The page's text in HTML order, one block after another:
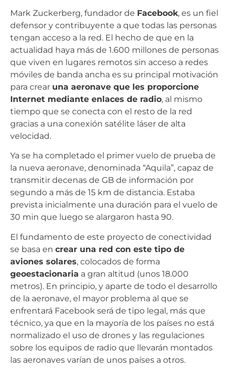
Mark Zuckerberg, fundador de Facebook, es un fiel
defensor y contribuyente a que todas las personas
tengan acceso a la red. El hecho de que en la
actualidad haya más de 1.600 millones de personas
que viven en lugares remotos sin acceso a redes
móviles de banda ancha es su principal motivación
para crear una aeronave que les proporcione
Internet mediante enlaces de radio, al mismo
tiempo que se conecta con el resto de la red
gracias a una conexión satélite láser de alta
velocidad.
Ya se ha completado el primer vuelo de prueba de
la nueva aeronave, denominada “Aquila”, capaz de
transmitir decenas de GB de información por
segundo a más de 15 km de distancia. Estaba
prevista inicialmente una duración para el vuelo de
30 min que luego se alargaron hasta 90.
El fundamento de este proyecto de conectividad
se basa en crear una red con este tipo de
aviones solares, colocados de forma
geoestacionaria a gran altitud (unos 18.000
metros). En principio, y aparte de todo el desarrollo
de la aeronave, el mayor problema al que se
enfrentará Facebook será de tipo legal, más que
técnico, ya que en la mayoría de los países no está
normalizado el uso de drones y las regulaciones
sobre los equipos de radio que llevarán montados
las aeronaves varían de unos países a otros.